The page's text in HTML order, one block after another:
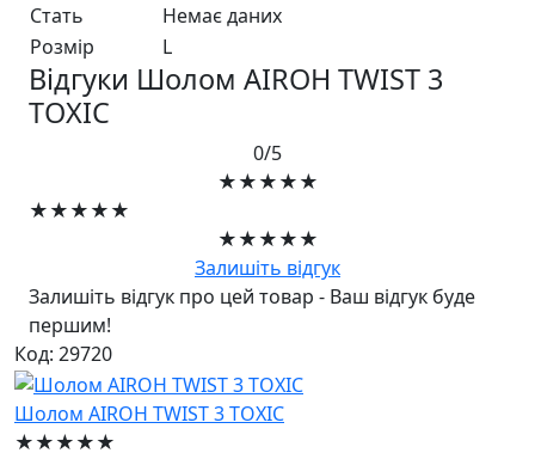
Стать
Немає даних
Розмір
L
Відгуки Шолом AIROH TWIST 3
TOXIC
0/5
★★★★★
★★★★★
★★★★★
Залишіть відгук
Залишіть відгук про цей товар - Ваш відгук буде
першим!
Код: 29720
Шолом AIROH TWIST 3 TOXIC
★★★★★